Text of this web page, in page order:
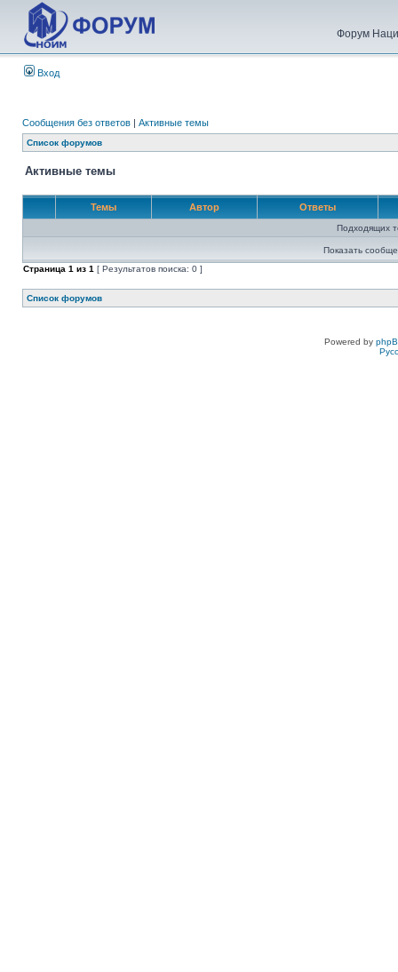
Форум
Вход
Сообщения без ответов | Активные темы
Список форумов
Активные темы
Темы Автор Ответы
Подходящих
Показать
Страница 1 из 1 [ Результатов поиска: 0 ]
Список форумов
Powered by